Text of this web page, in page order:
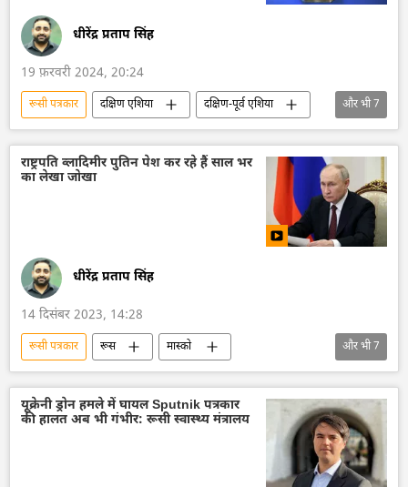
धीरेंद्र प्रताप सिंह
19 फ़रवरी 2024, 20:24
रूसी पत्रकार दक्षिण एशिया
दक्षिण-पूर्व एशिया
रूस
ASEAN
रूस की खबरें
रूस का विकास
इंडोनेशिया
भारत
और भी7
राष्ट्रपति व्लादिमीर पुतिन पेश कर रहे हैं साल भर
का लेखा जोखा
धीरेंद्र प्रताप सिंह
14 दिसंबर 2023, 14:28
रूसी पत्रकार रूस
मास्को
व्लादिमीर पुतिन
क्रेमलिन
क्रेमलिन के प्रवक्ता दिमित्री पेसकोव
अर्थव्यवस्था
विशेष सैन्य अभियान
और भी7
यूक्रेनी ड्रोन हमले में घायल Sputnik पत्रकार
की हालत अब भी गंभीर: रूसी स्वास्थ्य मंत्रालय